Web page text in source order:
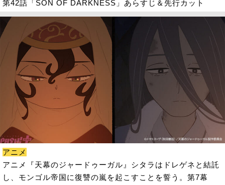
第42話「SON OF DARKNESS」あらすじ＆先行カット
アニメ
アニメ『天幕のジャードゥーガル』シタラはドレゲネと結託
し、モンゴル帝国に復讐の嵐を起こすことを誓う。第7幕